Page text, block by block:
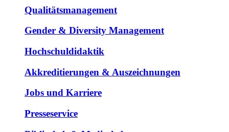
Qualitätsmanagement
Gender & Diversity Management
Hochschuldidaktik
Akkreditierungen & Auszeichnungen
Jobs und Karriere
Presseservice